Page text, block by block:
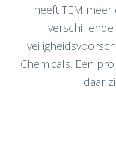
heeft TEM
Chemicals. Een
daar